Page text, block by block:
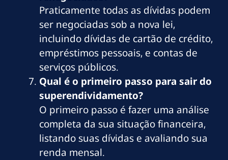
Praticamente todas as dívidas podem
ser negociadas sob a nova lei,
incluindo dívidas de cartão de crédito,
empréstimos pessoais, e contas de
serviços públicos.
Qual é o primeiro passo para sair do
superendividamento?
O primeiro passo é fazer uma análise
completa da sua situação financeira,
listando suas dívidas e avaliando sua
renda mensal.